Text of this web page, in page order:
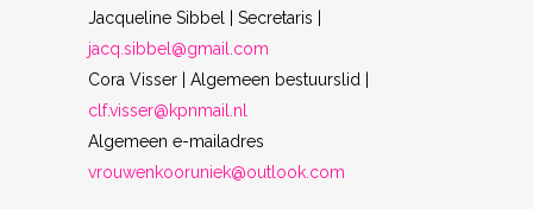
Jacqueline Sibbel | Secretaris |
jacq.sibbel@gmail.com
Cora Visser | Algemeen bestuurslid |
clf.visser@kpnmail.nl
Algemeen e-mailadres
vrouwenkooruniek@outlook.com